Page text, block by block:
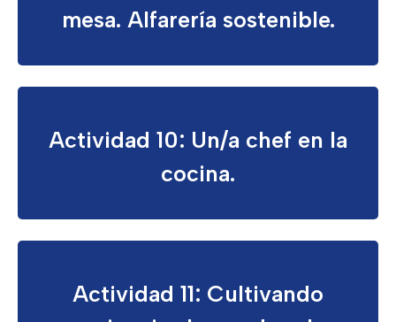
mesa. Alfarería sostenible.
Actividad 10: Un/a chef en la
cocina.
Actividad 11: Cultivando